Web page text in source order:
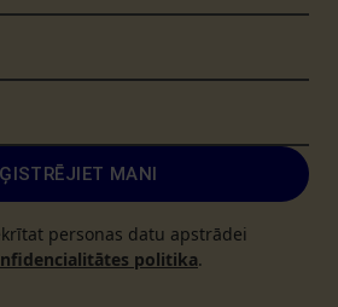
MANI
personas datu apstrādei
politika.